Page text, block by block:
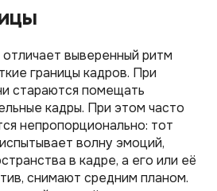
выверенный ритм
границы кадров. При
стараются помещать
кадры. При этом часто
непропорционально: тот
волну эмоций,
в кадре, а его или её
снимают средним планом.